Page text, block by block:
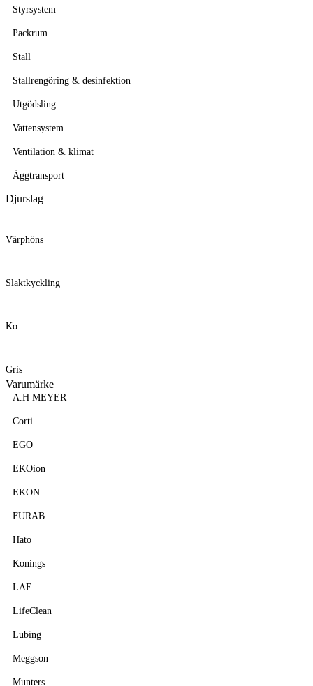
Styrsystem
Packrum
Stall
Stallrengöring & desinfektion
Utgödsling
Vattensystem
Ventilation & klimat
Äggtransport
Djurslag
Värphöns
Slaktkyckling
Ko
Gris
Varumärke
A.H MEYER
Corti
EGO
EKOion
EKON
FURAB
Hato
Konings
LAE
LifeClean
Lubing
Meggson
Munters